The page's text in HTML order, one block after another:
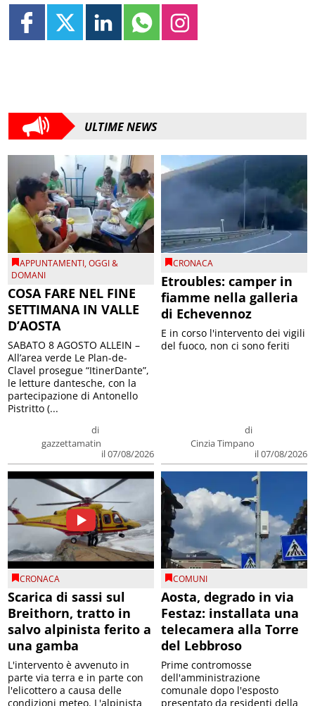
ULTIME NEWS
APPUNTAMENTI,OGGI &
DOMANI
COSA FARE NEL FINE
SETTIMANA IN VALLE
D’AOSTA
di
gazzettamatin
il 07/08/2026
SABATO 8 AGOSTO ALLEIN –
All’area verde Le Plan-de-
Clavel prosegue “ItinerDante”,
le letture dantesche, con la
partecipazione di Antonello
Pistritto (...
CRONACA
Etroubles: camper in
fiamme nella galleria
di Echevennoz
di
Cinzia Timpano
il 07/08/2026
E in corso l'intervento dei vigili
del fuoco, non ci sono feriti
CRONACA
Scarica di sassi sul
Breithorn, tratto in
salvo alpinista ferito a
una gamba
L'intervento è avvenuto in
parte via terra e in parte con
l'elicottero a causa delle
condizioni meteo. L'alpinista
COMUNI
Aosta, degrado in via
Festaz: installata una
telecamera alla Torre
del Lebbroso
Prime contromosse
dell'amministrazione
comunale dopo l'esposto
presentato da residenti della